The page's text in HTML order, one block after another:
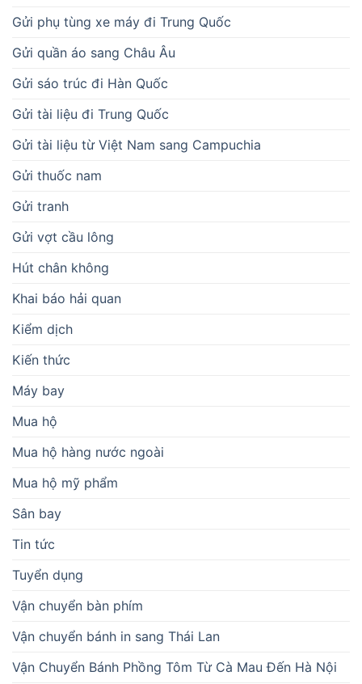
Gửi phụ tùng xe máy đi Trung Quốc
Gửi quần áo sang Châu Âu
Gửi sáo trúc đi Hàn Quốc
Gửi tài liệu đi Trung Quốc
Gửi tài liệu từ Việt Nam sang Campuchia
Gửi thuốc nam
Gửi tranh
Gửi vợt cầu lông
Hút chân không
Khai báo hải quan
Kiểm dịch
Kiến thức
Máy bay
Mua hộ
Mua hộ hàng nước ngoài
Mua hộ mỹ phẩm
Sân bay
Tin tức
Tuyển dụng
Vận chuyển bàn phím
Vận chuyển bánh in sang Thái Lan
Vận Chuyển Bánh Phồng Tôm Từ Cà Mau Đến Hà Nội